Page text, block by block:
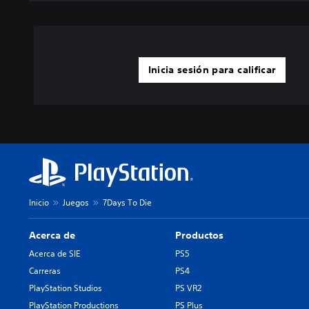
Inicia sesión para calificar
Inicio Juegos 7Days To Die
Acerca de
Acerca de SIE
Carreras
PlayStation Studios
PlayStation Productions
Productos
PS5
PS4
PS VR2
PS Plus